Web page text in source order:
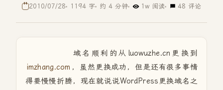
2010/07/28 1194 字 约 4 分钟 1w 阅读 48 评论
域名顺利的从luowuzhe.cn更换到
imzhang.com ，虽然更换成功，但是还有很多事情
得要慢慢折腾，现在就说说WordPress更换域名之